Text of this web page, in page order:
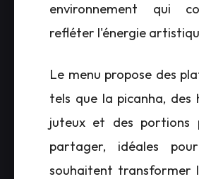
environnement qui
refléter l'énergie
Le menu propose des
tels que la picanha, des
juteux et des portions
partager, idéales
souhaitent transformer